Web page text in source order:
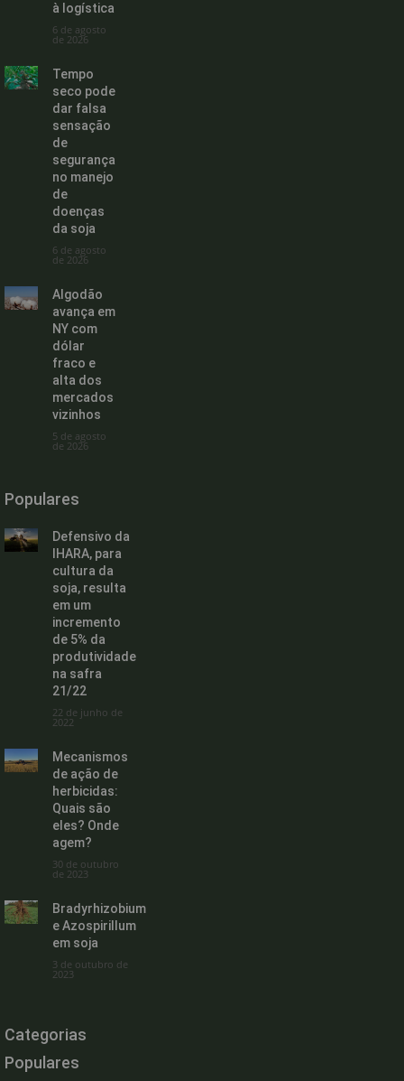
à logística
6 de agosto
de 2026
Tempo
seco pode
dar falsa
sensação
de
segurança
no manejo
de
doenças
da soja
6 de agosto
de 2026
Algodão
avança em
NY com
dólar
fraco e
alta dos
mercados
vizinhos
5 de agosto
de 2026
Populares
Defensivo da
IHARA, para
cultura da
soja, resulta
em um
incremento
de 5% da
produtividade
na safra
21/22
22 de junho de
2022
Mecanismos
de ação de
herbicidas:
Quais são
eles? Onde
agem?
30 de outubro
de 2023
Bradyrhizobium
e Azospirillum
em soja
3 de outubro de
2023
Categorias
Populares